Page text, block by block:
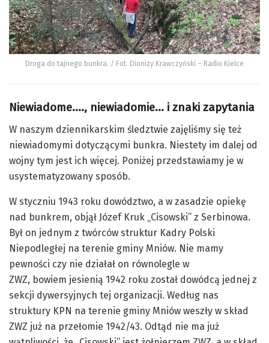
Droga do tajnego bunkra. / Fot. Dionizy Krawczyński – Radio Kielce
Niewiadome…., niewiadomie… i znaki zapytania
W naszym dziennikarskim śledztwie zajęliśmy się też
niewiadomymi dotyczącymi bunkra. Niestety im dalej od
wojny tym jest ich więcej. Poniżej przedstawiamy je w
usystematyzowany sposób.
W styczniu 1943 roku dowództwo, a w zasadzie opiekę
nad bunkrem, objął Józef Kruk „Cisowski” z Serbinowa.
Był on jednym z twórców struktur Kadry Polski
Niepodległej na terenie gminy Mniów. Nie mamy
pewności czy nie działał on równolegle w
ZWZ, bowiem jesienią 1942 roku został dowódcą jednej z
sekcji dywersyjnych tej organizacji. Według nas
struktury KPN na terenie gminy Mniów weszły w skład
ZWZ już na przełomie 1942/43. Odtąd nie ma już